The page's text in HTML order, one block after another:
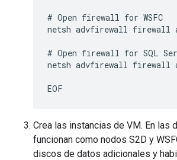
# Open firewall for WSFC
netsh advfirewall firewall
# Open firewall for SQL
netsh advfirewall firewall
Crea las instancias de VM. En las
funcionan como nodos S2D y
discos de datos adicionales y